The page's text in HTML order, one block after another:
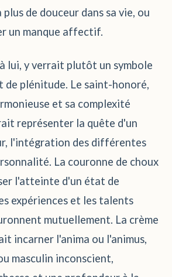
de douceur dans sa vie, ou
un manque affectif.
lui, y verrait plutôt un symbole
plénitude. Le saint-honoré,
et sa complexité
représenter la quête d'un
l'intégration des différentes
La couronne de choux
l'atteinte d'un état de
expériences et les talents
mutuellement. La crème
incarner l'anima ou l'animus,
masculin inconscient,